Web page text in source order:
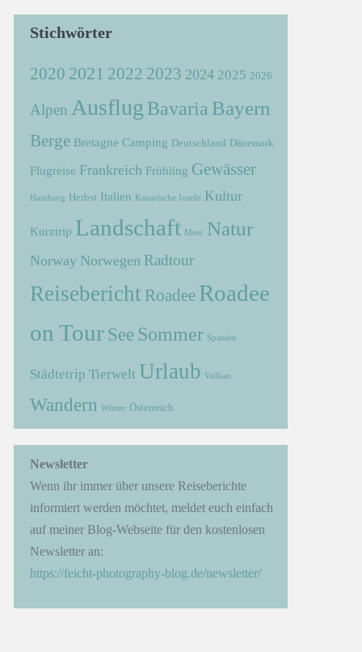
Stichwörter
2020 2021 2022 2023 2024 2025 2026
Alpen Ausflug Bavaria Bayern
Berge Bretagne Camping Deutschland Dänemark
Flugreise Frankreich Frühling Gewässer
Hamburg Herbst Italien Kanarische Inseln Kultur
Kurztrip Landschaft Meer Natur
Norway Norwegen Radtour
Reisebericht Roadee Roadee
on Tour See Sommer Spanien
Städtetrip Tierwelt Urlaub Vulkan
Wandern Winter Österreich
Newsletter
Wenn ihr immer über unsere Reiseberichte
informiert werden möchtet, meldet euch einfach
auf meiner Blog-Webseite für den kostenlosen
Newsletter an:
https://feicht-photography-blog.de/newsletter/